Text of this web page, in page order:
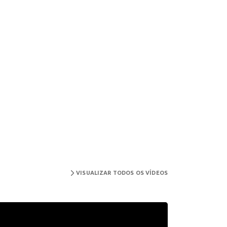
VISUALIZAR TODOS OS VÍDEOS